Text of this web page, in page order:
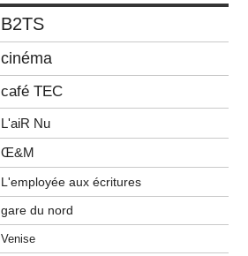
B2TS
cinéma
café TEC
L'aiR Nu
Œ&M
L'employée aux écritures
gare du nord
Venise